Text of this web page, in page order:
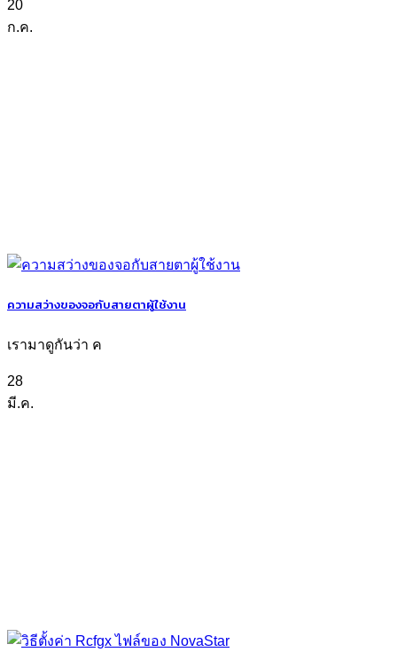
20
ก.ค.
ความสว่างของจอกับสายตาผู้ใช้งาน
เรามาดูกันว่า ค
28
มี.ค.